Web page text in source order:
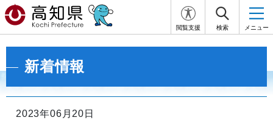
閲覧支援 検索 メニュー
新着情報
2023年06月20日